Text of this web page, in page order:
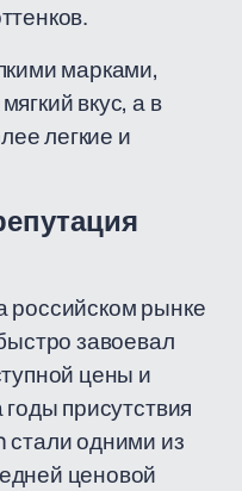
марками,
вкус, а в
легкие и
российском рынке
завоевал
цены и
присутствия
стали одними из
ценовой